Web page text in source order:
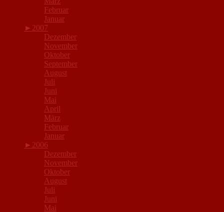
Februar
Januar
► 2007
Dezember
November
Oktober
September
August
Juli
Juni
Mai
April
März
Februar
Januar
► 2006
Dezember
November
Oktober
August
Juli
Juni
Mai